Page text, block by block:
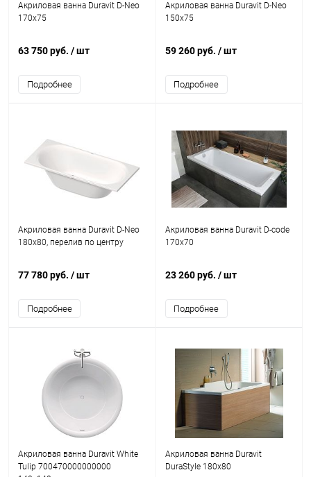
Акриловая ванна Duravit D-Neo
170х75
63 750 руб. / шт
Подробнее
Акриловая ванна Duravit D-Neo
150x75
59 260 руб. / шт
Подробнее
Акриловая ванна Duravit D-Neo
180х80, перелив по центру
77 780 руб. / шт
Подробнее
Акриловая ванна Duravit D-code
170x70
23 260 руб. / шт
Подробнее
Акриловая ванна Duravit White
Tulip 700470000000000
Акриловая ванна Duravit
DuraStyle 180x80